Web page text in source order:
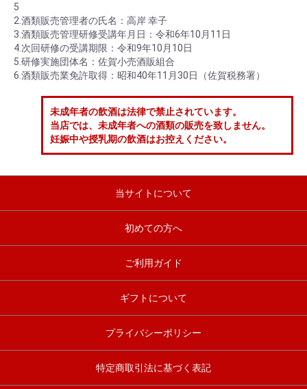
5
2.酒類販売管理者の氏名：高岸 幸子
3.酒類販売管理研修受講年月日：令和6年10月11日
4.次回研修の受講期限：令和9年10月10日
5.研修実施団体名：佐賀小売酒販組合
6.酒類販売業免許取得：昭和40年11月30日（佐賀税務署）
未成年者の飲酒は法律で禁止されています。
当店では、未成年者への酒類の販売を致しません。
妊娠中や授乳期の飲酒はお控えください。
当サイトについて
初めての方へ
ご利用ガイド
ギフトについて
プライバシーポリシー
特定商取引法に基づく表記